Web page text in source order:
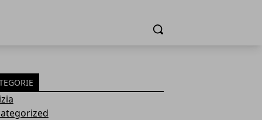
Cerca